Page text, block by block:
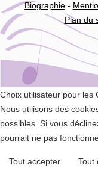
Biographie-
Plan du
Choix utilisateur pour les
Nous utilisons des
possibles. Si vous
pourrait ne pas
Tout accepter Tout